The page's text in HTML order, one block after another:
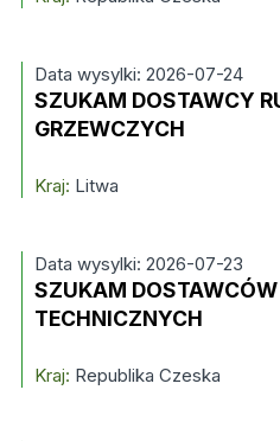
Data wysylki: 2026-07-24
SZUKAM DOSTAWCY
GRZEWCZYCH
Kraj: Litwa
Data wysylki: 2026-07-23
SZUKAM
TECHNICZNYCH
Kraj: Republika Czeska